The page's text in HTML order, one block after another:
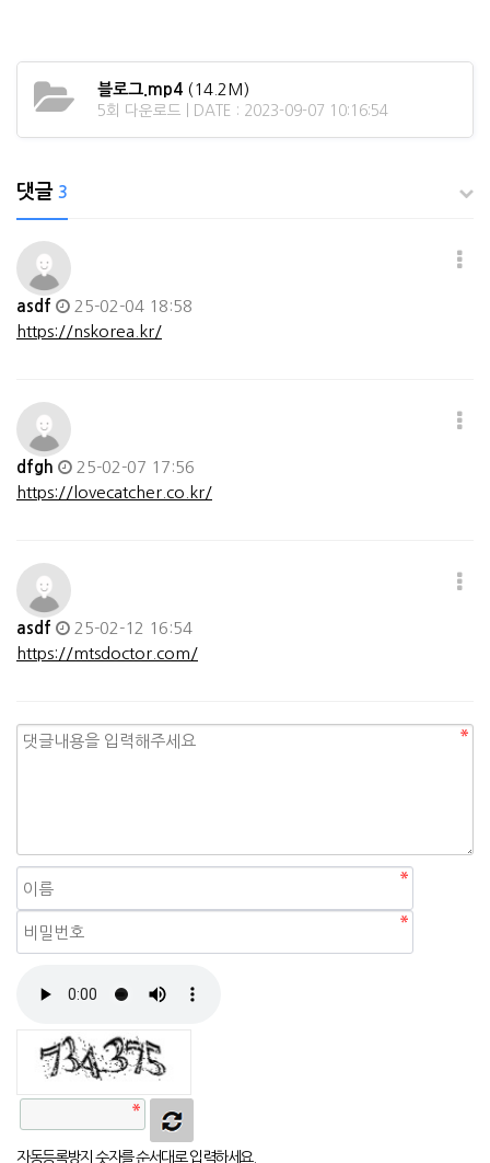
블로그.mp4 (14.2M)
5회 다운로드 | DATE : 2023-09-07 10:16:54
댓글 3
asdf
25-02-04 18:58
https://nskorea.kr/
dfgh
25-02-07 17:56
https://lovecatcher.co.kr/
asdf
25-02-12 16:54
https://mtsdoctor.com/
자동등록방지 숫자를 순서대로 입력하세요.